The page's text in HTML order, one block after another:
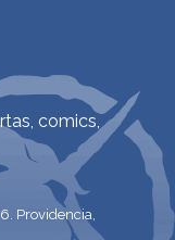
comics,
Providencia,